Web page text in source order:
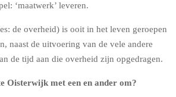
‘maatwerk’ leveren.
de overheid) is ooit in het leven geroepen
naast de uitvoering van de vele andere
de tijd aan die overheid zijn opgedragen.
Oisterwijk met een en ander om?